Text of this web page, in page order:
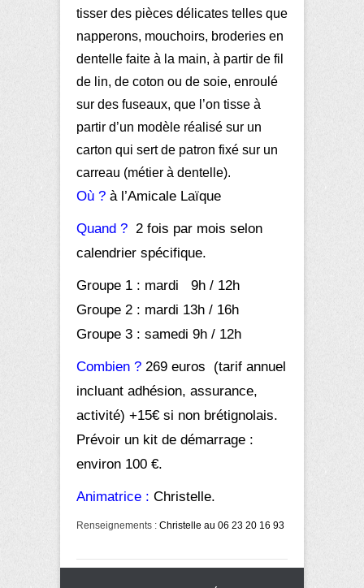
tisser des pièces délicates telles que
napperons, mouchoirs, broderies en
dentelle faite à la main, à partir de fil
de lin, de coton ou de soie, enroulé
sur des fuseaux, que l’on tisse à
partir d’un modèle réalisé sur un
carton qui sert de patron fixé sur un
carreau (métier à dentelle).
Où ? à l’Amicale Laïque
Quand ? 2 fois par mois selon
calendrier spécifique.
Groupe 1 : mardi 9h / 12h
Groupe 2 : mardi 13h / 16h
Groupe 3 : samedi 9h / 12h
Combien ? 269 euros (tarif annuel
incluant adhésion, assurance,
activité) +15€ si non brétignolais.
Prévoir un kit de démarrage :
environ 100 €.
Animatrice : Christelle.
Renseignements : Christelle au 06 23 20 16 93